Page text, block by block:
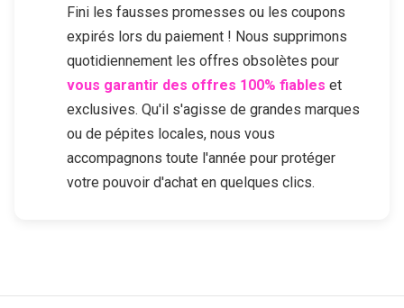
Fini les fausses promesses ou les coupons
expirés lors du paiement ! Nous supprimons
quotidiennement les offres obsolètes pour
vous garantir des offres 100% fiables et
exclusives. Qu'il s'agisse de grandes marques
ou de pépites locales, nous vous
accompagnons toute l'année pour protéger
votre pouvoir d'achat en quelques clics.